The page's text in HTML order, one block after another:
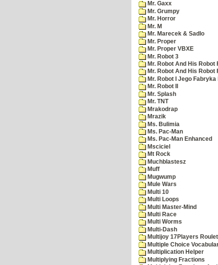
Mr. Gaxx
Mr. Grumpy
Mr. Horror
Mr. M
Mr. Marecek & Sadlo
Mr. Proper
Mr. Proper VBXE
Mr. Robot 3
Mr. Robot And His Robot
Mr. Robot And His
Mr. Robot I Jego Fabryka
Mr. Robot II
Mr. Splash
Mr. TNT
Mrakodrap
Mrazik
Ms. Bulimia
Ms. Pac-Man
Ms. Pac-Man Enhanced
Msciciel
Mt Rock
Muchblastesz
Muff
Mugwump
Mule Wars
Multi 10
Multi Loops
Multi Master-Mind
Multi Race
Multi Worms
Multi-Dash
Multijoy 17Players
Multiple Choice
Multiplication Helper
Multiplying Fractions